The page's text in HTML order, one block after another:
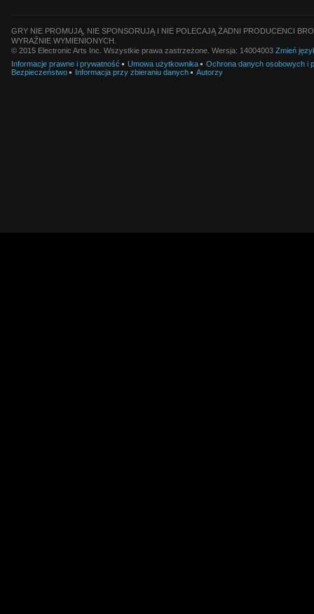
GRY NIE PROMUJĄ, NIE SPONSORUJĄ I NIE POLECAJĄ ŻADNI PRODUCENCI
WYRAŹNIE WYMIENIONYCH.
© 2015 Electronic Arts Inc. Wszystkie prawa zastrzeżone. Wersja: 14004003 Zmień
Informacje prawne i prywatność
Umowa użytkownika
Ochrona danych osobowych i
Bezpieczeństwo
Informacja przy zbieraniu danych Autorzy